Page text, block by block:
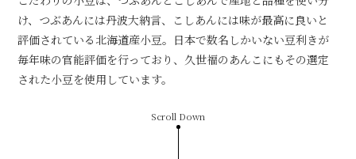
け、つぶあんには丹波大納言、こしあんには味が最高に良いと
評価されている北海道産小豆。日本で数名しかいない豆利きが
毎年味の官能評価を行っており、久世福のあんこにもその選定
された小豆を使用しています。
Scroll Down